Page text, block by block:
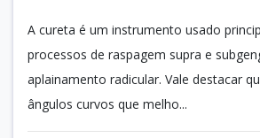
A cureta é um instrumento usado
processos de raspagem supra e
aplainamento radicular. Vale destacar
ângulos curvos que melho...